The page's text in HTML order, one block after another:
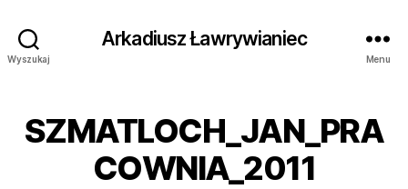
Wyszukaj
Arkadiusz Ławrywianiec
Menu
SZMATLOCH_JAN_PRA
COWNIA_2011